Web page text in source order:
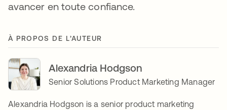
avancer en toute confiance.
À PROPOS DE L’AUTEUR
Alexandria Hodgson
Senior Solutions Product Marketing Manager
Alexandria Hodgson is a senior product marketing